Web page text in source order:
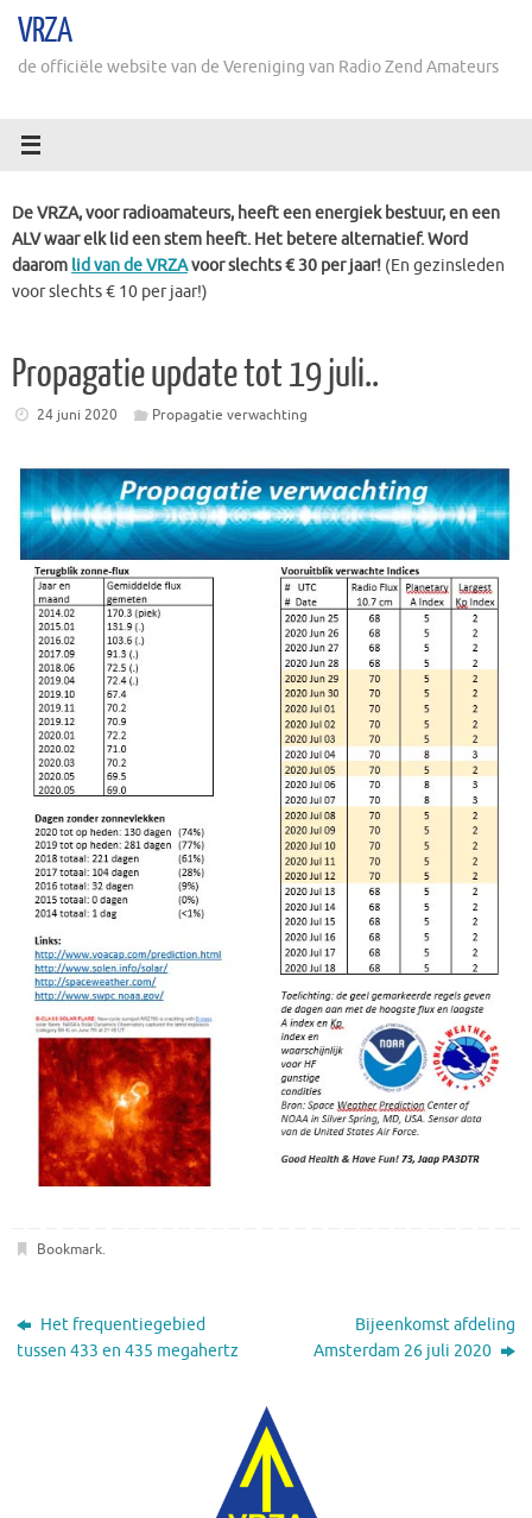
naarVRZA
de officiële website van de Vereniging van Radio Zend Amateurs
De VRZA, voor radioamateurs, heeft een energiek bestuur, en een
ALV waar elk lid een stem heeft. Het betere alternatief. Word
daarom lid van de VRZAvoor slechts € 30 per jaar! (En gezinsleden
voor slechts € 10 per jaar!)
Propagatie update tot 19 juli..
24 juni 2020 Propagatie verwachting
Bookmark.
Het frequentiegebied
tussen 433 en 435 megahertz
Bijeenkomst afdeling
Amsterdam 26 juli 2020